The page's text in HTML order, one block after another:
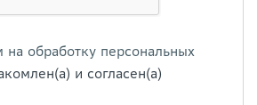
на обработку персональных
и согласен(а)